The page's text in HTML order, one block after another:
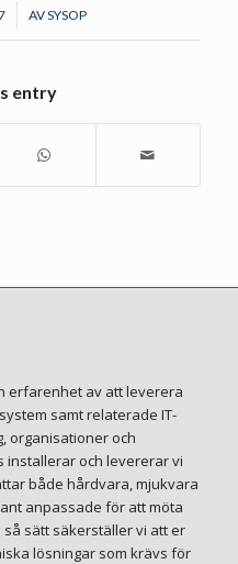
AVSYSOP
entry
erfarenhet av att leverera
samt relaterade IT-
organisationer och
och levererar vi
både hårdvara, mjukvara
anpassade för att möta
sätt säkerställer vi att er
lösningar som krävs för